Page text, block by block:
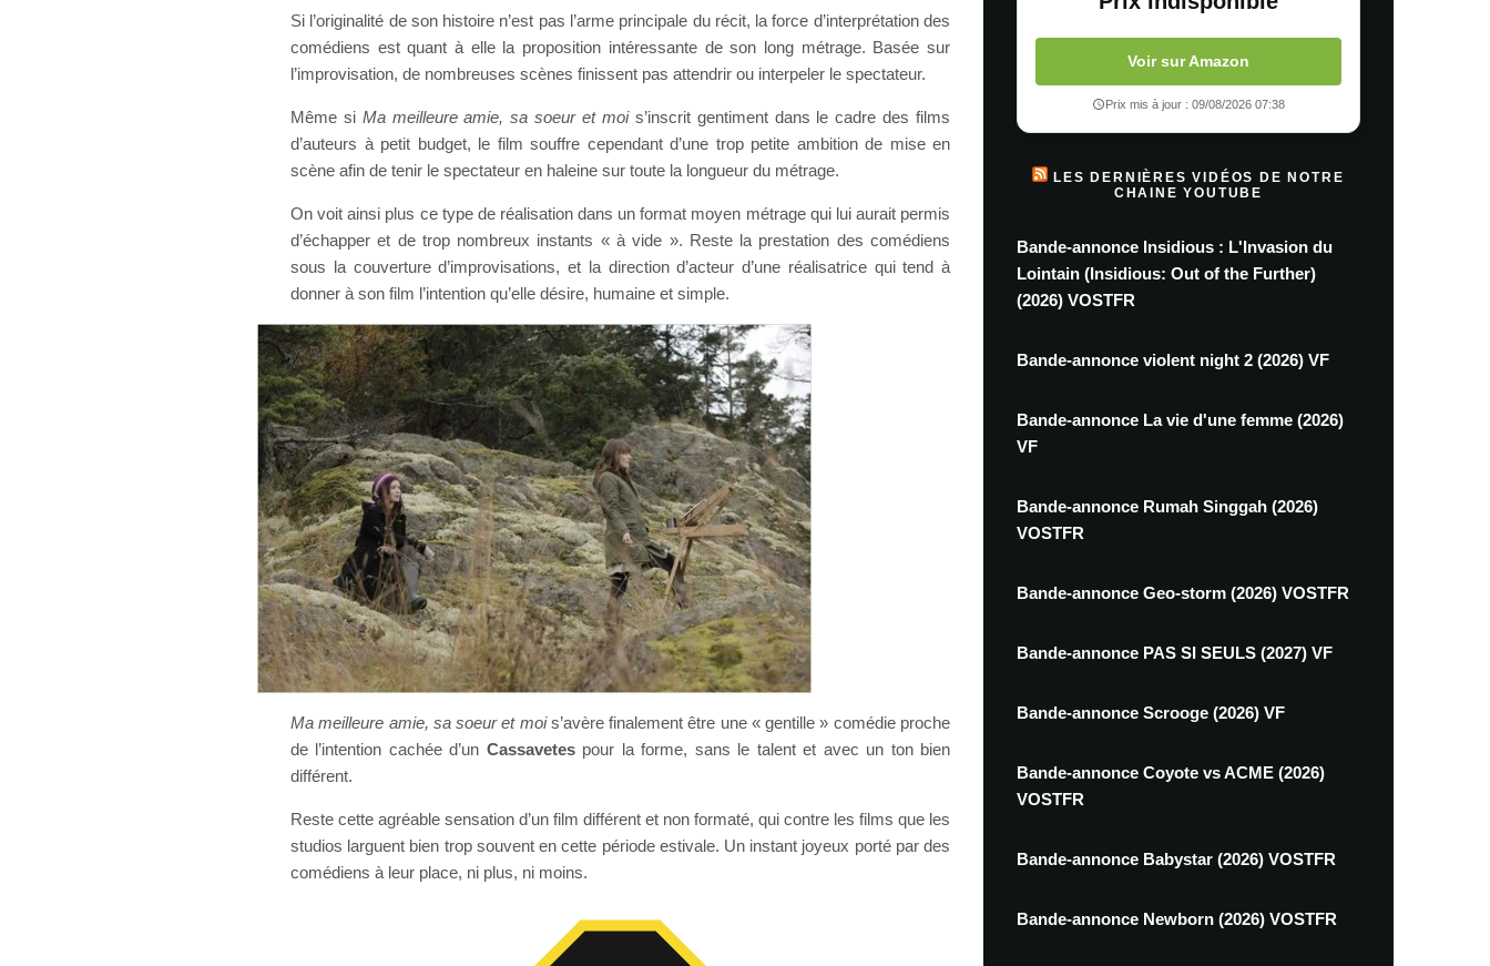
Si l’originalité de son histoire n’est pas l’arme principale du récit, la force d’interprétation des
comédiens est quant à elle la proposition intéressante de son long métrage. Basée sur
l’improvisation, de nombreuses scènes finissent pas attendrir ou interpeler le spectateur.
Même si Ma meilleure amie, sa soeur et mois’inscrit gentiment dans le cadre des films
d’auteurs à petit budget, le film souffre cependant d’une trop petite ambition de mise en
scène afin de tenir le spectateur en haleine sur toute la longueur du métrage.
On voit ainsi plus ce type de réalisation dans un format moyen métrage qui lui aurait permis
d’échapper et de trop nombreux instants « à vide ». Reste la prestation des comédiens
sous la couverture d’improvisations, et la direction d’acteur d’une réalisatrice qui tend à
donner à son film l’intention qu’elle désire, humaine et simple.
Ma meilleure amie, sa soeur et mois’avère finalement être une « gentille » comédie proche
de l’intention cachée d’un Cassavetespour la forme, sans le talent et avec un ton bien
différent.
Reste cette agréable sensation d’un film différent et non formaté, qui contre les films que les
studios larguent bien trop souvent en cette période estivale. Un instant joyeux porté par des
comédiens à leur place, ni plus, ni moins.
Voir sur Amazon
Prix mis à jour : 09/08/2026 07:38
LES DERNIÈRES VIDÉOS DE NOTRE
CHAINE YOUTUBE
Bande-annonce Insidious : L'Invasion du
Lointain (Insidious: Out of the Further)
(2026) VOSTFR
Bande-annonce violent night 2 (2026) VF
Bande-annonce La vie d'une femme (2026)
VF
Bande-annonce Rumah Singgah (2026)
VOSTFR
Bande-annonce Geo-storm (2026) VOSTFR
Bande-annonce PAS SI SEULS (2027) VF
Bande-annonce Scrooge (2026) VF
Bande-annonce Coyote vs ACME (2026)
VOSTFR
Bande-annonce Babystar (2026) VOSTFR
Bande-annonce Newborn (2026) VOSTFR